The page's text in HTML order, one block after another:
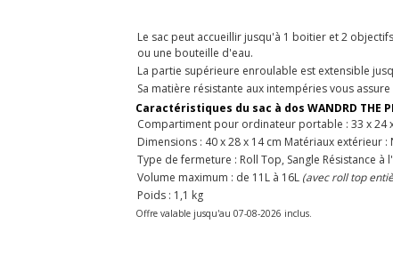
Le sac peut accueillir jusqu'à 1 boitier et 2
ou une bouteille d'eau.
La partie supérieure enroulable est extensible
Sa matière résistante aux intempéries vous
Caractéristiques du sac à dos WANDRD THE
Compartiment pour ordinateur portable : 33 x 24
Dimensions : 40 x 28 x 14 cm Matériaux extérieur :
Type de fermeture : Roll Top, Sangle Résistance à
Volume maximum : de 11L à 16L (avec roll top
Poids : 1,1 kg
Offre valable jusqu'au 07-08-2026 inclus.